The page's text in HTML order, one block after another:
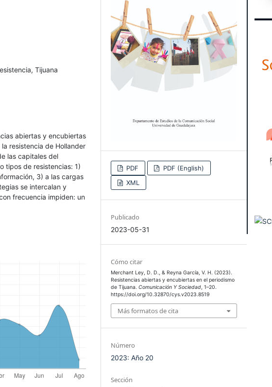
Tijuana
abiertas y encubiertas
resistencia de Hollander
las capitales del
tipos de resistencias: 1)
3) a las cargas
se intercalan y
frecuencia impiden: un
PDF
PDF (English)
XML
Publicado
2023-05-31
Cómo citar
Merchant Ley, D. D., & Reyna García, V. H. (2023).
Resistencias abiertas y encubiertas en el periodismo
de Tijuana.Comunicación Y Sociedad, 1–20.
https://doi.org/10.32870/cys.v2023.8519
Más formatos de cita
Número
2023: Año 20
Sección